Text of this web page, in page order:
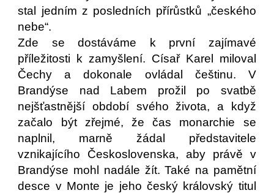
stal jedním z posledních přírůstků „českého
nebe“.
Zde se dostáváme k první zajímavé
příležitosti k zamyšlení. Císař Karel miloval
Čechy a dokonale ovládal češtinu. V
Brandýse nad Labem prožil po svatbě
nejšťastnější období svého života, a když
začalo být zřejmé, že čas monarchie se
naplnil, marně žádal představitele
vznikajícího Československa, aby právě v
Brandýse mohl nadále žít. Také na pamětní
desce v Monte je jeho český královský titul